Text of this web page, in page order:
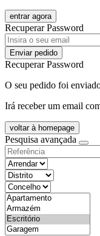
entrar agora
Recuperar Password
Enviar pedido
Recuperar Password
O seu pedido foi
Irá receber um email
voltar à homepage
Pesquisa avançada
objective
districtId
countyId
types